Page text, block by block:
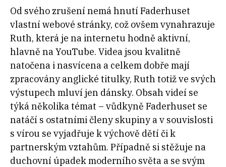
Od svého zrušení nemá hnutí Faderhuset
vlastní webové stránky, což ovšem vynahrazuje
Ruth, která je na internetu hodně aktivní,
hlavně na YouTube. Videa jsou kvalitně
natočena i nasvícena a celkem dobře mají
zpracovány anglické titulky, Ruth totiž ve svých
výstupech mluví jen dánsky. Obsah videí se
týká několika témat – vůdkyně Faderhuset se
natáčí s ostatními členy skupiny a v souvislosti
s vírou se vyjadřuje k výchově dětí či k
partnerským vztahům. Případně si stěžuje na
duchovní úpadek moderního světa a se svým